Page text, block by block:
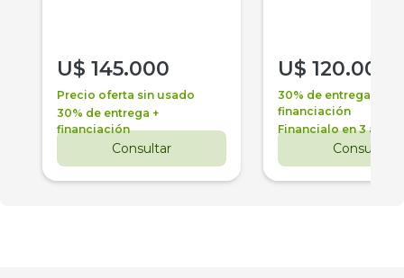
U$ 145.000
Precio oferta sin usado
30% de entrega +
financiación
Consultar
U$ 120.000
30% de entrega +
financiación
Financialo en 3 años
Consultar